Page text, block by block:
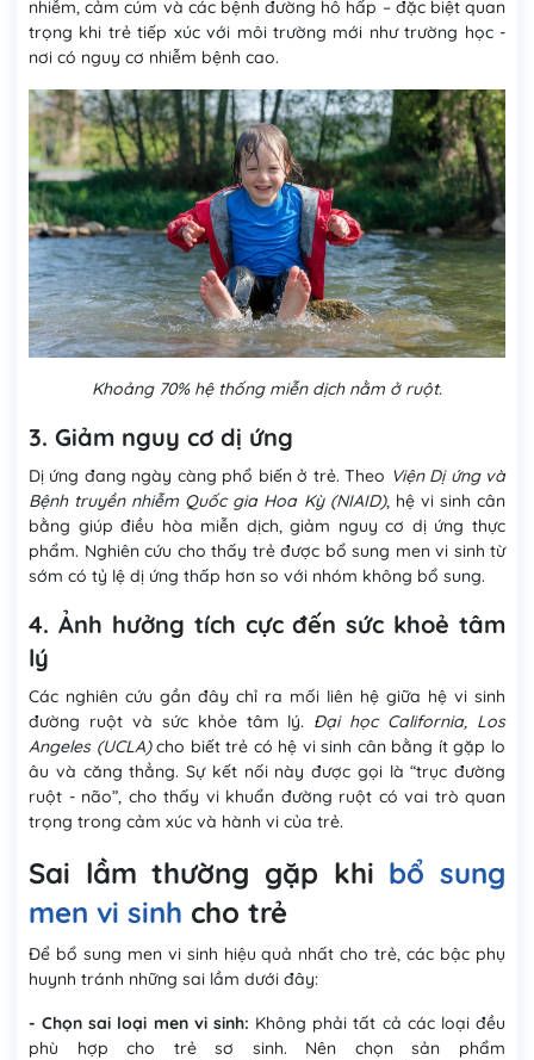
nhiễm, cảm cúm và các bệnh đường hô hấp – đặc biệt quan
trọng khi trẻ tiếp xúc với môi trường mới như trường học -
nơi có nguy cơ nhiễm bệnh cao.
Khoảng 70% hệ thống miễn dịch nằm ở ruột.
3. Giảm nguy cơ dị ứng
Dị ứng đang ngày càng phổ biến ở trẻ. Theo Viện Dị ứng và
Bệnh truyền nhiễm Quốc gia Hoa Kỳ (NIAID), hệ vi sinh cân
bằng giúp điều hòa miễn dịch, giảm nguy cơ dị ứng thực
phẩm. Nghiên cứu cho thấy trẻ được bổ sung men vi sinh từ
sớm có tỷ lệ dị ứng thấp hơn so với nhóm không bổ sung.
4. Ảnh hưởng tích cực đến sức khoẻ tâm
lý
Các nghiên cứu gần đây chỉ ra mối liên hệ giữa hệ vi sinh
đường ruột và sức khỏe tâm lý. Đại học California, Los
Angeles (UCLA)cho biết trẻ có hệ vi sinh cân bằng ít gặp lo
âu và căng thẳng. Sự kết nối này được gọi là “trục đường
ruột - não”, cho thấy vi khuẩn đường ruột có vai trò quan
trọng trong cảm xúc và hành vi của trẻ.
Sai lầm thường gặp khi bổ sung
men vi sinh cho trẻ
Để bổ sung men vi sinh hiệu quả nhất cho trẻ, các bậc phụ
huynh tránh những sai lầm dưới đây:
- Chọn sai loại men vi sinh: Không phải tất cả các loại đều
phù hợp cho trẻ sơ sinh. Nên chọn sản phẩm